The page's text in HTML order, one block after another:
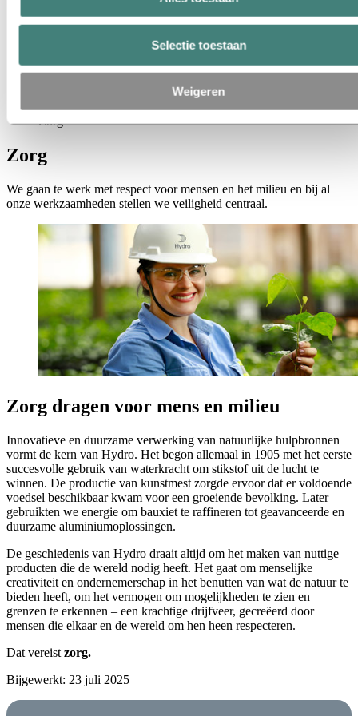
Selectie toestaan
Weigeren
België
Verhalen van Hydro
Ons doel en onze kernwaarden
Zorg
Zorg
We gaan te werk met respect voor mensen en het milieu en bij al
onze werkzaamheden stellen we veiligheid centraal.
Zorg dragen voor mens en milieu
Innovatieve en duurzame verwerking van natuurlijke hulpbronnen
vormt de kern van Hydro. Het begon allemaal in 1905 met het eerste
succesvolle gebruik van waterkracht om stikstof uit de lucht te
winnen. De productie van kunstmest zorgde ervoor dat er voldoende
voedsel beschikbaar kwam voor een groeiende bevolking. Later
gebruikten we energie om bauxiet te raffineren tot geavanceerde en
duurzame aluminiumoplossingen.
De geschiedenis van Hydro draait altijd om het maken van nuttige
producten die de wereld nodig heeft. Het gaat om menselijke
creativiteit en ondernemerschap in het benutten van wat de natuur te
bieden heeft, om het vermogen om mogelijkheden te zien en
grenzen te erkennen – een krachtige drijfveer, gecreëerd door
mensen die elkaar en de wereld om hen heen respecteren.
Dat vereist zorg.
Bijgewerkt: 23 juli 2025